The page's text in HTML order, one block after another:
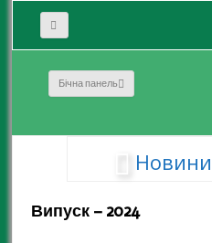
Бічна панель
Випуск – 2024